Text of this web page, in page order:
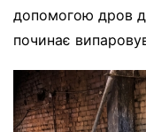
допомогою дров
починає